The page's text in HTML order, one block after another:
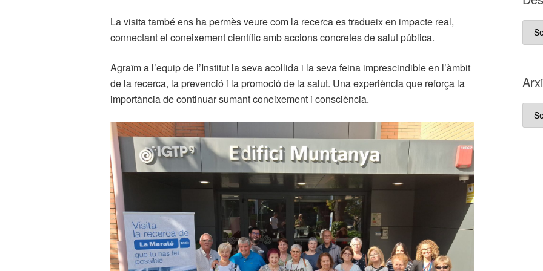
La visita també ens ha permès veure com la recerca es tradueix en impacte real,
connectant el coneixement científic amb accions concretes de salut pública.
Agraïm a l’equip de l’Institut la seva acollida i la seva feina imprescindible en l’àmbit
de la recerca, la prevenció i la promoció de la salut. Una experiència que reforça la
importància de continuar sumant coneixement i consciència.
D es
que